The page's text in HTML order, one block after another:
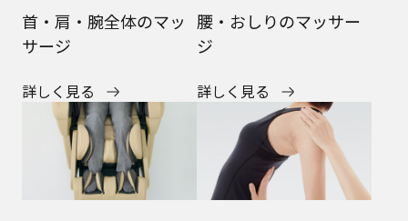
首・肩・腕全体のマッ
サージ
詳しく見る
腰・おしりのマッサー
ジ
詳しく見る